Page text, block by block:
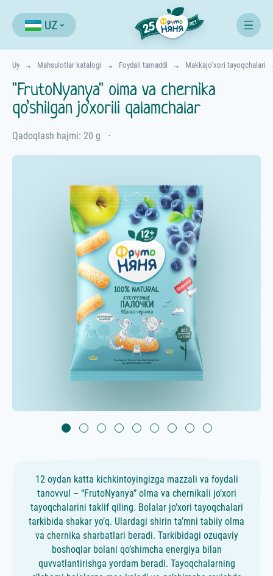
UZ
Uy Mahsulotlar katalogi Foydali tamaddi Makkajo’xori tayoqchalari
"FrutoNyanya" olma va chernika
qo’shilgan jo’xorili qalamchalar
Qadoqlash hajmi: 20 g ⋅
12 oydan katta kichkintoyingizga mazzali va foydali
tanovvul – “FrutoNyanya” olma va chernikali jo’xori
tayoqchalarini taklif qiling. Bolalar jo’xori tayoqchalari
tarkibida shakar yo’q. Ulardagi shirin ta’mni tabiiy olma
va chernika sharbatlari beradi. Tarkibidagi ozuqaviy
boshoqlar bolani qo’shimcha energiya bilan
quvvatlantirishga yordam beradi. Tayoqchalarning